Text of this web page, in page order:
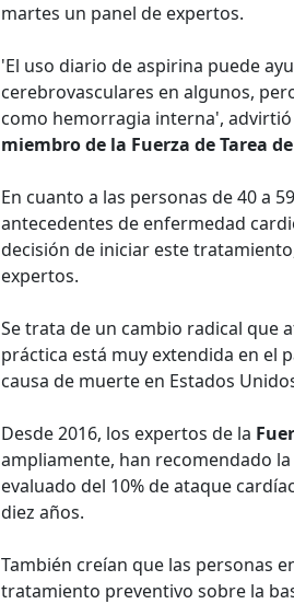
martes un panel de expertos.
'El uso diario de aspirina puede
cerebrovasculares en algunos,
como hemorragia interna',
miembro de la Fuerza de Tarea
En cuanto a las personas de 40 a
antecedentes de enfermedad
decisión de iniciar este
expertos.
Se trata de un cambio radical que
práctica está muy extendida en el
causa de muerte en Estados
Desde 2016, los expertos de la
ampliamente, han recomendado
evaluado del 10% de ataque
diez años.
También creían que las personas
tratamiento preventivo sobre la